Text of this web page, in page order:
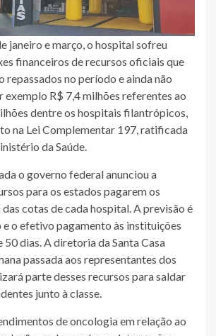
janeiro e março, o hospital sofreu
financeiros de recursos oficiais que
repassados no período e ainda não
exemplo R$ 7,4 milhões referentes ao
dentre os hospitais filantrópicos,
na Lei Complementar 197, ratificada
da Saúde.
o governo federal anunciou a
para os estados pagarem os
cotas de cada hospital. A previsão é
o efetivo pagamento às instituições
50 dias. A diretoria da Santa Casa
passada aos representantes dos
parte desses recursos para saldar
junto à classe.
de oncologia em relação ao